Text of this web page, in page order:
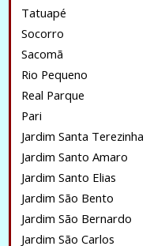
Tatuapé
Socorro
Sacomã
Rio Pequeno
Real Parque
Pari
Jardim Santa Terezinha
Jardim Santo Amaro
Jardim Santo Elias
Jardim São Bento
Jardim São Bernardo
Jardim São Carlos